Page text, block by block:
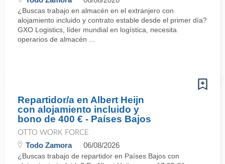
¿Buscas trabajo en almacén en el extranjero con
alojamiento incluido y contrato estable desde el primer día?
GXO Logistics, líder mundial en logística, necesita
operarios de almacén ...
Repartidor/a en Albert Heijn
con alojamiento incluido y
bono de 400 € - Países Bajos
OTTO WORK FORCE
Todo Zamora 06/08/2026
¿Buscas trabajo de repartidor en Países Bajos con